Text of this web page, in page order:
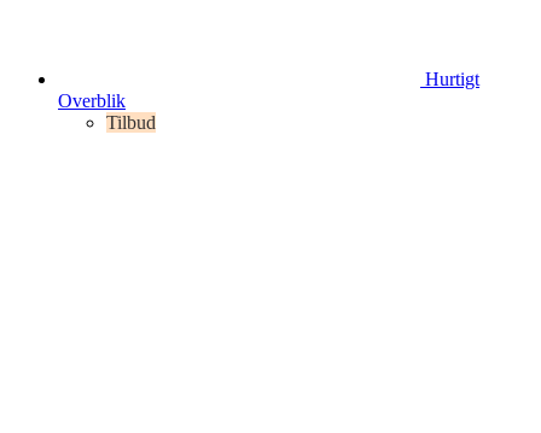
Hurtigt
Overblik
Tilbud